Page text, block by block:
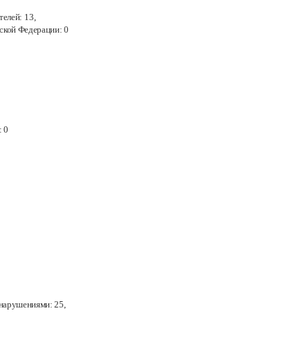
13,
Федерации:0
0
25,